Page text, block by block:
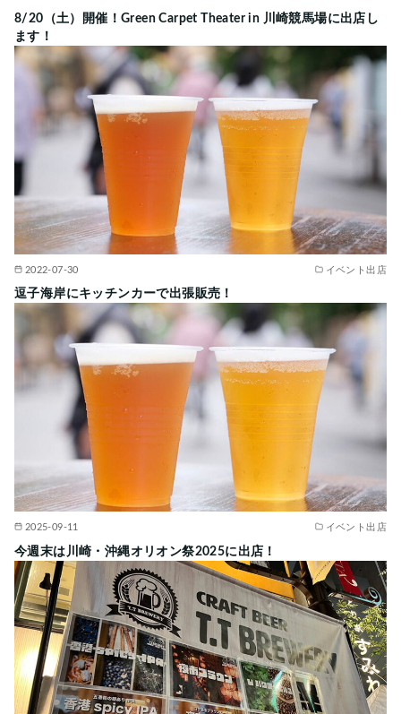
8/20（土）開催！Green Carpet Theater in 川崎競馬場に出店し
ます！
2022-07-30 イベント出店
逗子海岸にキッチンカーで出張販売！
2025-09-11 イベント出店
今週末は川崎・沖縄オリオン祭2025に出店！